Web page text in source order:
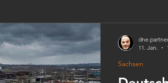
Sachsen
11. Jan.